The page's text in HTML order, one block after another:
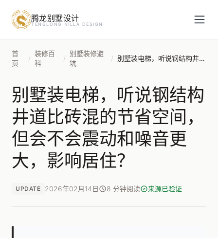
腾龙别墅设计
TENGLONG VILLA DESIGN
首
页
/
装修百
科
/
别墅装修避
坑
/ 别墅装电梯，听说钢结构井道比砖混的节省空间，但会不会震动和噪音更大，影响居住？
别墅装电梯，听说钢结构
井道比砖混的节省空间，
但会不会震动和噪音更
大，影响居住？
UPDATE 2026年02月14日 8 分钟阅读 来源已验证
预约设计咨询
姓名*
手机号*
房屋面积（㎡）
立即预约